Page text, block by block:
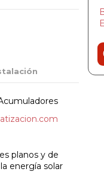
planos y de
energía solar